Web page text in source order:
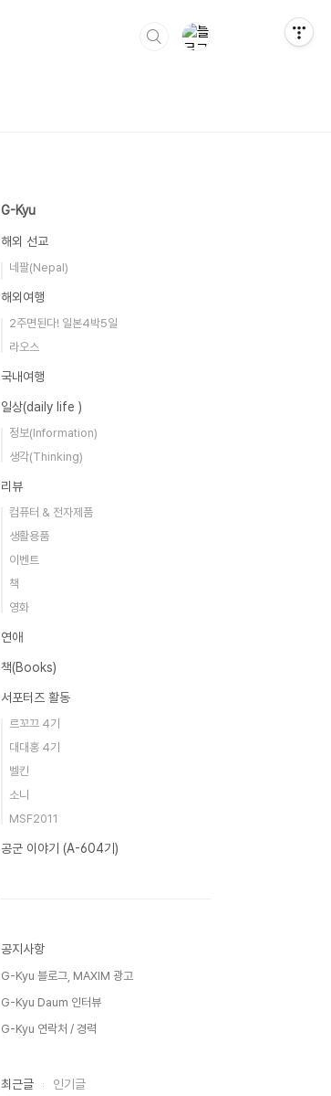
G-Kyu
해외 선교
네팔(Nepal)
해외여행
2주면된다! 일본4박5일
라오스
국내여행
일상(daily life )
정보(Information)
생각(Thinking)
리뷰
컴퓨터 & 전자제품
생활용품
이벤트
책
영화
연애
책(Books)
서포터즈 활동
르꼬끄 4기
대대홍 4기
벨킨
소니
MSF2011
공군 이야기 (A-604기)
공지사항
G-Kyu 블로그, MAXIM 광고
G-Kyu Daum 인터뷰
G-Kyu 연락처 / 경력
최근글 인기글